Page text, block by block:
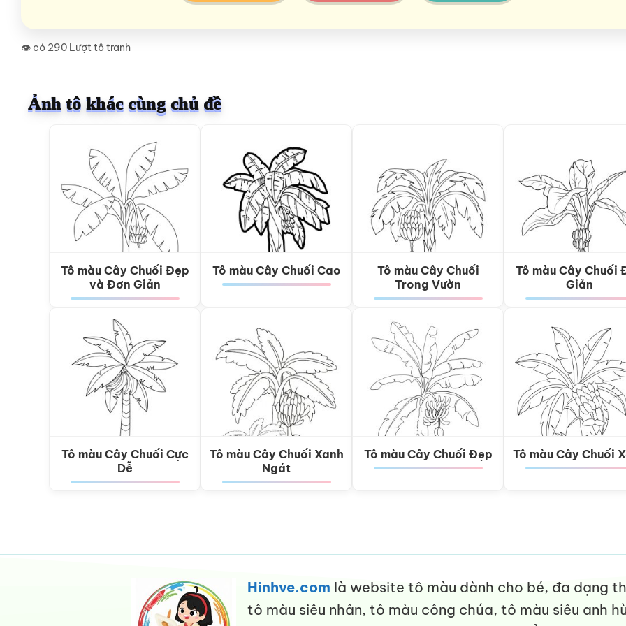
👁️ có 290 Lượt tô tranh
Ảnh tô khác cùng chủ đề
Tô màu Cây Chuối Đẹp
và Đơn Giản
Tô màu Cây Chuối Cao
Tô màu Cây Chuối
Trong Vườn
Tô màu Cây Chuối
Giản
Tô màu Cây Chuối Cực
Dễ
Tô màu Cây Chuối Xanh
Ngát
Tô màu Cây Chuối Đẹp Tô màu Cây Chuối
Hinhve.com là website tô màu dành cho bé, đa dạng
tô màu siêu nhân, tô màu công chúa, tô màu siêu anh